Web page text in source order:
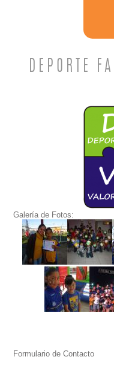
DEPORTE
Galería de Fotos:
Formulario de Contacto